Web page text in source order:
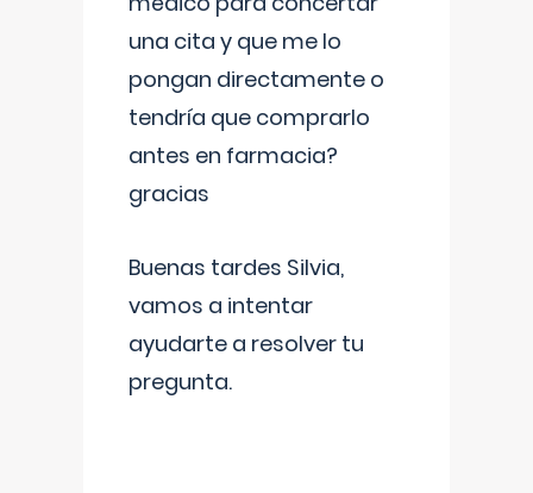
una cita y que me lo
pongan directamente o
tendría que comprarlo
antes en farmacia?
gracias
Buenas tardes Silvia,
vamos a intentar
ayudarte a resolver tu
pregunta.